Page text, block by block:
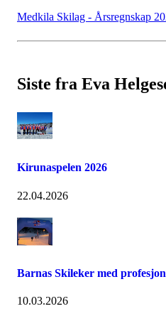
Medkila Skilag - Årsregnskap
Siste fra Eva
Kirunaspelen 2026
22.04.2026
Barnas Skileker med
10.03.2026